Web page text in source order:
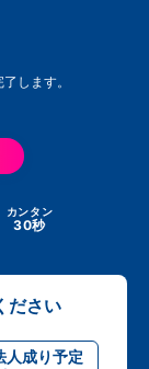
します。
カンタン
30秒
ださい
人成り予定